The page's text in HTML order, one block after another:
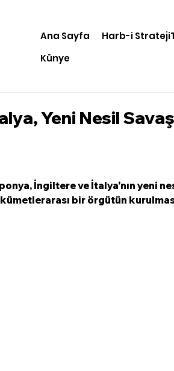
Ana Sayfa Harb-i
Künye
Yeni Nesil Savaş
İngiltere ve İtalya'nın yeni
bir örgütün